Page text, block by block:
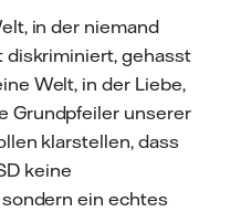
in der niemand
gehasst
Welt, in der Liebe,
Grundpfeiler unserer
klarstellen, dass
keine
ein echtes